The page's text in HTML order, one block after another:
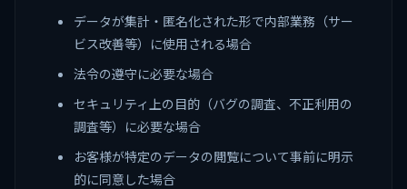
データが集計・匿名化された形で内部業務（サー
ビス改善等）に使用される場合
法令の遵守に必要な場合
セキュリティ上の目的（バグの調査、不正利用の
調査等）に必要な場合
お客様が特定のデータの閲覧について事前に明示
的に同意した場合